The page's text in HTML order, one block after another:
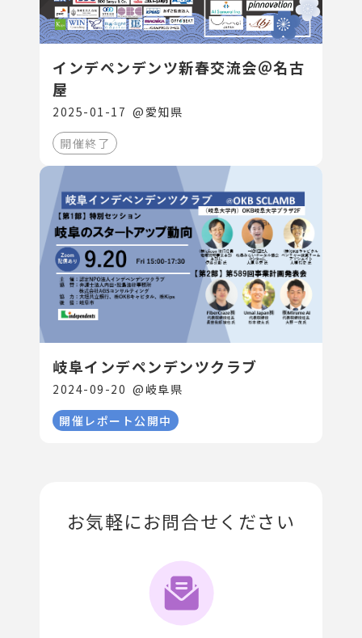
インデペンデンツ新春交流会＠名古
屋
2025-01-17 @ 愛知県
開催終了
岐阜インデペンデンツクラブ
2024-09-20 @ 岐阜県
開催レポート公開中
お気軽にお問合せください